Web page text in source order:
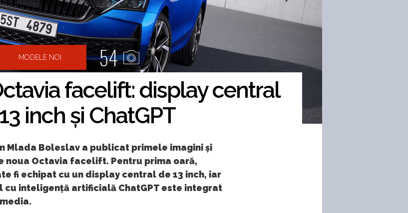
MODELE NOI 54
facelift: display central
inch și ChatGPT
Mlada Boleslav a publicat primele imagini și
noua Octavia facelift. Pentru prima oară,
fi echipat cu un display central de 13 inch, iar
inteligență artificială ChatGPT este integrat